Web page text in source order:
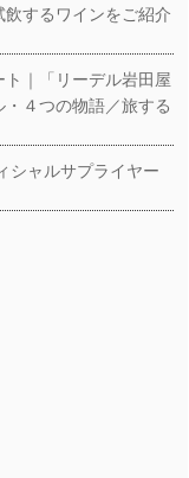
飲するワインをご紹介
｜「リーデル岩田屋
４つの物語／旅する
シャルサプライヤー